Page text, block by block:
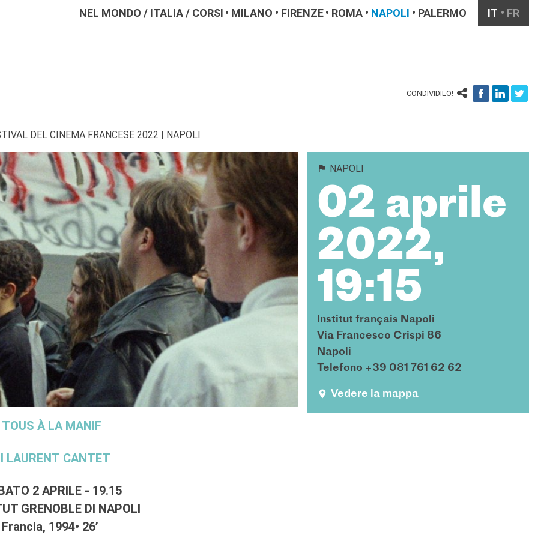
NEL MONDO / ITALIA/ CORSI MILANO FIRENZE ROMA NAPOLI PALERMO IT FR
CONDIVIDILO!
DEL CINEMA FRANCESE 2022 | NAPOLI
TOUS À LA MANIF
LAURENT CANTET
2 APRILE - 19.15
GRENOBLE DI NAPOLI
Francia, 1994• 26’
NAPOLI
02 aprile
2022,
19:15
Institut français Napoli
Via Francesco Crispi 86
Napoli
Telefono +39 081 761 62 62
Vedere la mappa